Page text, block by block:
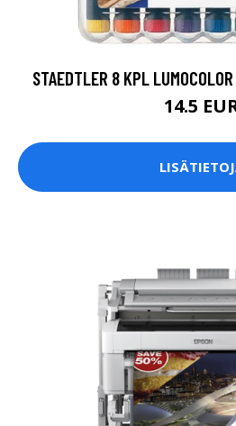
STAEDTLER 8 KPL
14.5